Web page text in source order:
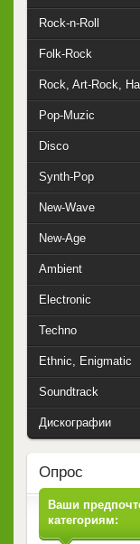
Rock-n-Roll
Folk-Rock
Rock, Art-Rock,
Pop-Muzic
Disco
Synth-Pop
New-Wave
New-Age
Ambient
Electronic
Techno
Ethnic, Enigmatic
Soundtrack
Дискографии
Опрос
Ваши
категориям: